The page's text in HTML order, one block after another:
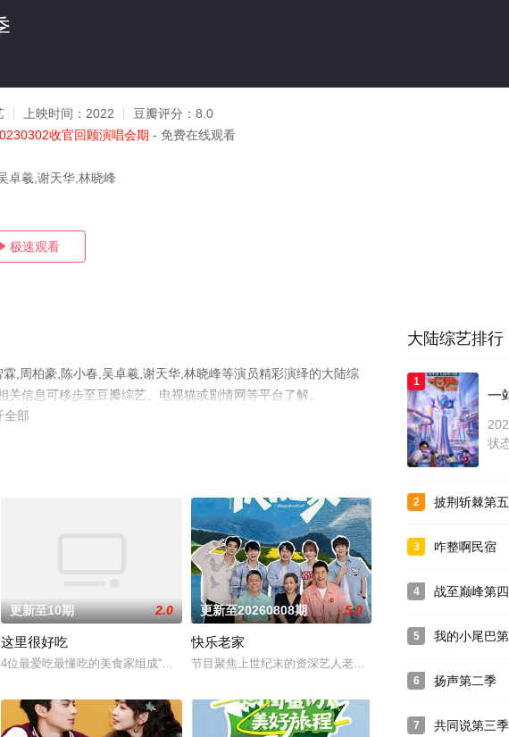
上映时间： 2022 豆瓣评分： 8.0
收官回顾演唱会期 - 免费在线观看
卓羲,谢天华,林晓峰
极速观看
,周柏豪,陈小春,吴卓羲,谢天华,林晓峰等演员精彩演绎的大陆综
信息可移步至豆瓣综艺、电视猫或剧情网等平台了解。
全部
。 在8天的社交生活中，他们将从零开始，在桃花坞中
更新至10期 2.0
这里很好吃
4位最爱吃最懂吃的美食家组成“好吃团”，前往12座待爆美食小城，通过线上收集推荐、线下打听验
更新至20260808期 5.0
快乐老家
节目聚焦上世纪末的资深艺人老友团，以“旅居养老试验+跨
大陆综艺排行
1
一
状
2 披荆斩棘第
3 咋整啊民宿
4 战至巅峰第
5 我的小尾巴
6 扬声第二季
7 共同说第三季